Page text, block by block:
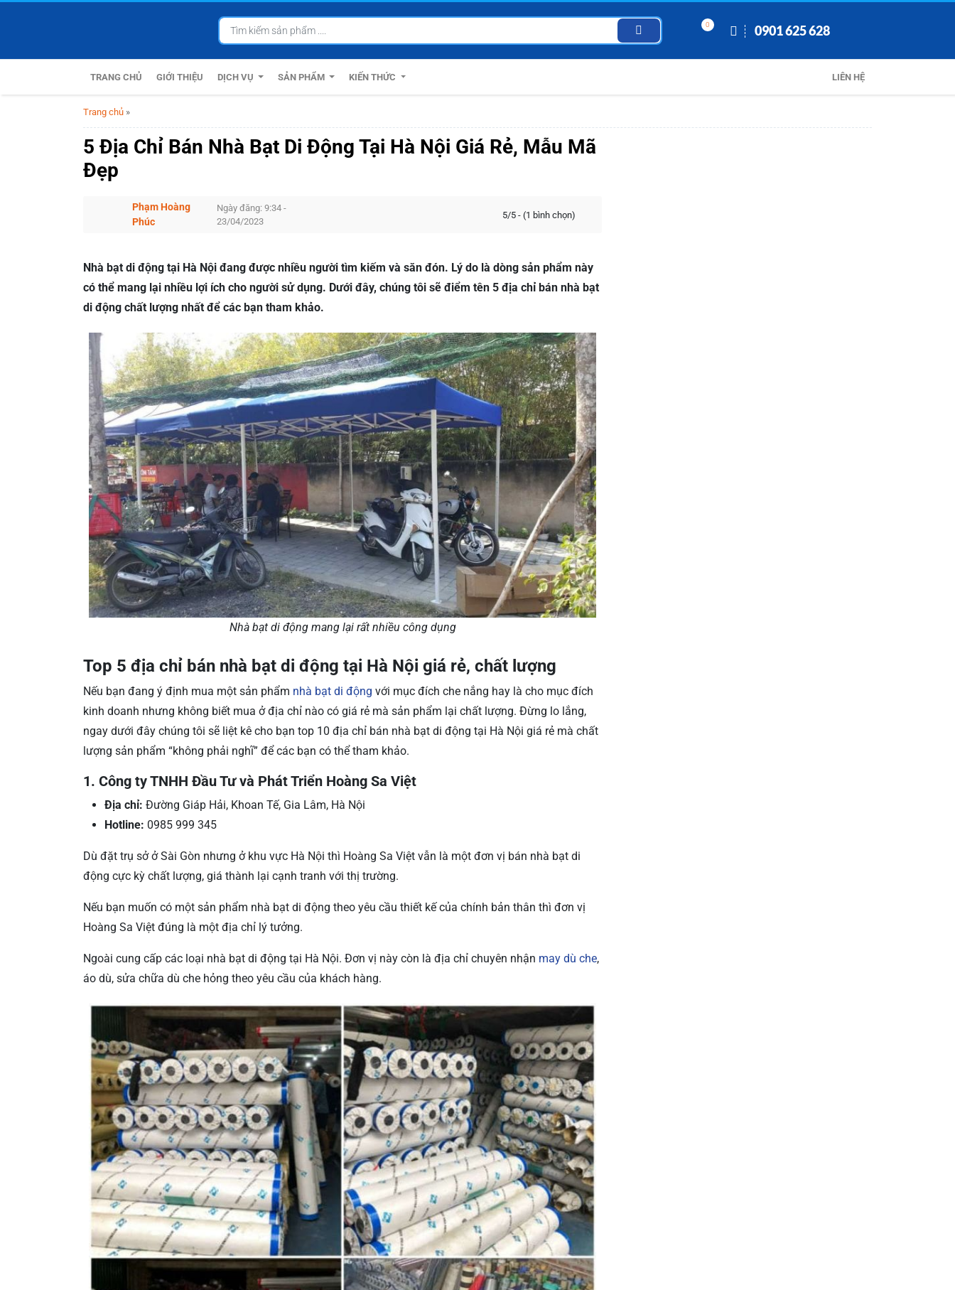
0 0901 625 628
TRANG CHỦ GIỚI THIỆU DỊCH VỤ SẢN PHẨM KIẾN THỨC LIÊN HỆ
Trang chủ »
5 Địa Chỉ Bán Nhà Bạt Di Động Tại Hà Nội Giá Rẻ, Mẫu Mã
Đẹp
Phạm Hoàng
Phúc
Ngày đăng: 9:34 -
23/04/2023
5/5 - (1 bình chọn)
Nhà bạt di động tại Hà Nội đang được nhiều người tìm kiếm và săn đón. Lý do là dòng sản phẩm này
có thể mang lại nhiều lợi ích cho người sử dụng. Dưới đây, chúng tôi sẽ điểm tên 5 địa chỉ bán nhà bạt
di động chất lượng nhất để các bạn tham khảo.
Nhà bạt di động mang lại rất nhiều công dụng
Top 5 địa chỉ bán nhà bạt di động tại Hà Nội giá rẻ, chất lượng
Nếu bạn đang ý định mua một sản phẩm nhà bạt di động với mục đích che nắng hay là cho mục đích
kinh doanh nhưng không biết mua ở địa chỉ nào có giá rẻ mà sản phẩm lại chất lượng. Đừng lo lắng,
ngay dưới đây chúng tôi sẽ liệt kê cho bạn top 10 địa chỉ bán nhà bạt di động tại Hà Nội giá rẻ mà chất
lượng sản phẩm “không phải nghĩ” để các bạn có thể tham khảo.
1. Công ty TNHH Đầu Tư và Phát Triển Hoàng Sa Việt
Địa chỉ: Đường Giáp Hải, Khoan Tế, Gia Lâm, Hà Nội
Hotline: 0985 999 345
Dù đặt trụ sở ở Sài Gòn nhưng ở khu vực Hà Nội thì Hoàng Sa Việt vẫn là một đơn vị bán nhà bạt di
động cực kỳ chất lượng, giá thành lại cạnh tranh với thị trường.
Nếu bạn muốn có một sản phẩm nhà bạt di động theo yêu cầu thiết kế của chính bản thân thì đơn vị
Hoàng Sa Việt đúng là một địa chỉ lý tưởng.
Ngoài cung cấp các loại nhà bạt di động tại Hà Nội. Đơn vị này còn là địa chỉ chuyên nhận may dù che,
áo dù, sửa chữa dù che hỏng theo yêu cầu của khách hàng.